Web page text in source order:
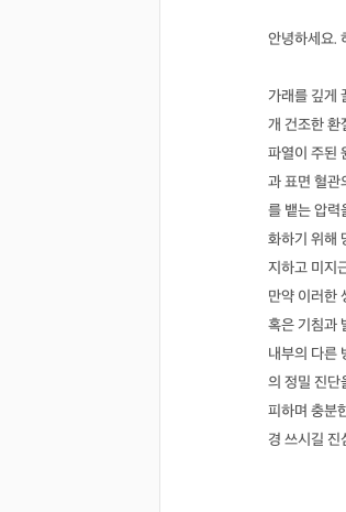
안녕하세요.
가래를 깊게
개 건조한 환
파열이 주된
과 표면 혈관
를 뱉는 압력
화하기 위해
지하고 미지
만약 이러한
혹은 기침과
내부의 다른
의 정밀 진단
피하며 충분
경 쓰시길 진